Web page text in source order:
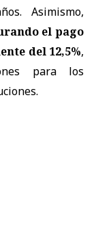
Asimismo,
el pago
del 12,5%,
para los